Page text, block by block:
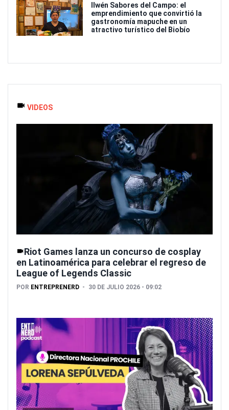
Ilwén Sabores del Campo: el
emprendimiento que convirtió la
gastronomía mapuche en un
atractivo turístico del Biobío
VIDEOS
Riot Games lanza un concurso de cosplay
en Latinoamérica para celebrar el regreso de
League of Legends Classic
POR ENTREPRENERD 30 DE JULIO 2026 - 09:02